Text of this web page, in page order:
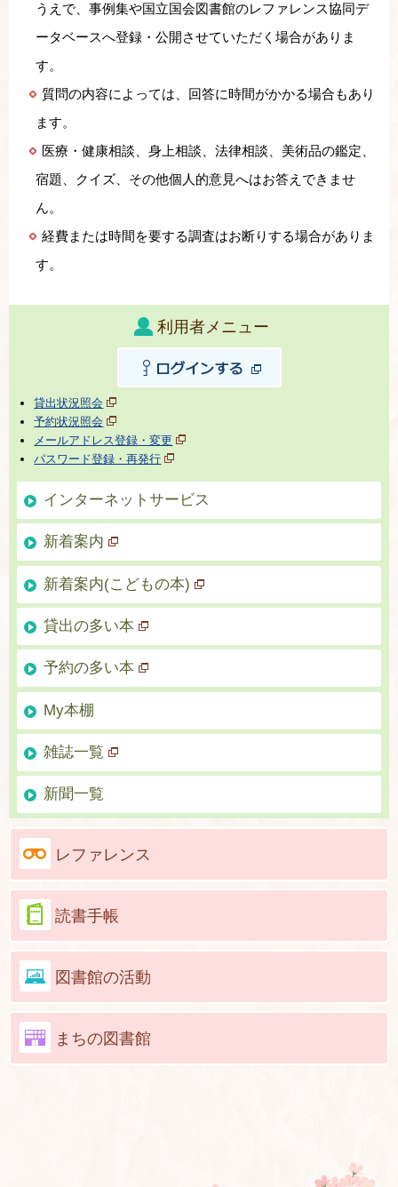
利用者メニュー
貸出状況照会
予約状況照会
メールアドレス登録・変更
パスワード登録・再発行
インターネットサービス
新着案内
新着案内(こどもの本)
貸出の多い本
予約の多い本
My本棚
雑誌一覧
新聞一覧
レファレンス
読書手帳
図書館の活動
まちの図書館
うえで、事例集や国立国会図書館のレファレンス協同デ
ータベースへ登録・公開させていただく場合がありま
す。
質問の内容によっては、回答に時間がかかる場合もあり
ます。
医療・健康相談、身上相談、法律相談、美術品の鑑定、
宿題、クイズ、その他個人的意見へはお答えできませ
ん。
経費または時間を要する調査はお断りする場合がありま
す。